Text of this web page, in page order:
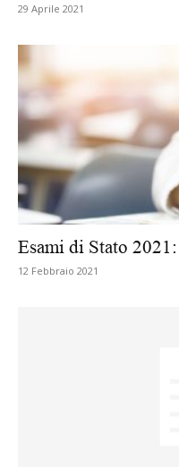
29 Aprile 2021
Esami di Stato
12 Febbraio 2021